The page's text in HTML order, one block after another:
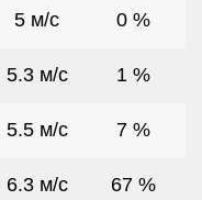
5 м/с 0 %
5.3 м/с 1 %
5.5 м/с 7 %
6.3 м/с 67 %